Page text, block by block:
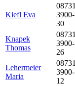
Kiefl Eva
08731
3900-
30
Knapek
Thomas
08731
3900-
26
Lehermeier
Maria
08731
3900-
12